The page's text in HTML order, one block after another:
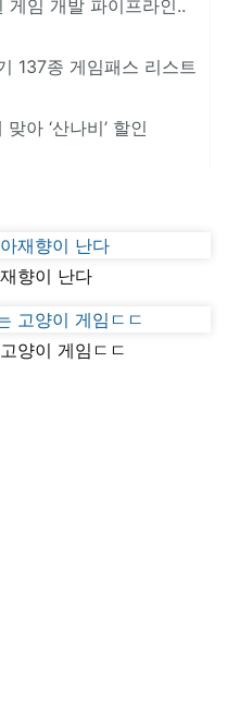
임 개발 파이프라인..
137종 게임패스 리스트
아 ‘산나비’ 할인
향이 난다
양이 게임ㄷㄷ